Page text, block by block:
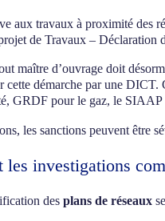
aux travaux à proximité des
de Travaux – Déclaration
maître d’ouvrage doit
cette démarche par une
GRDF pour le gaz, le SIAAP
les sanctions peuvent être
les investigations
des plans de réseaux